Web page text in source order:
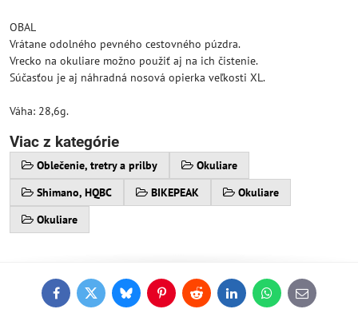
OBAL
Vrátane odolného pevného cestovného púzdra.
Vrecko na okuliare možno použiť aj na ich čistenie.
Súčasťou je aj náhradná nosová opierka veľkosti XL.
Váha: 28,6g.
Viac z kategórie
Oblečenie, tretry a prilby
Okuliare
Shimano, HQBC
BIKEPEAK
Okuliare
Okuliare
FacebookTwitterBlueskyPinterestReddit LinkedInWhatsApp
E-
mail